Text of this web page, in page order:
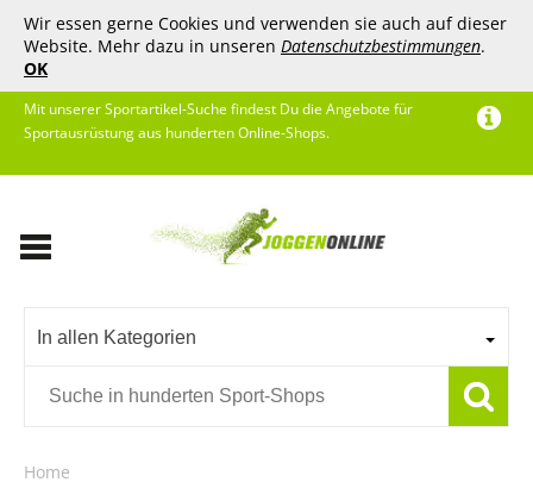
Wir essen gerne Cookies und verwenden sie auch auf dieser
Website. Mehr dazu in unseren Datenschutzbestimmungen.
OK
Mit unserer Sportartikel-Suche findest Du die Angebote für
Sportausrüstung aus hunderten Online-Shops.
In allen Kategorien
Home